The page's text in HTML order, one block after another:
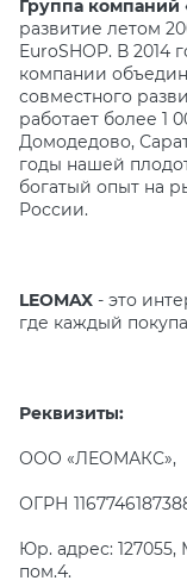
Группа компаний
развитие летом
EuroSHOP. В 2014
компании
совместного
работает более 1
Домодедово,
годы нашей
богатый опыт на
России.
LEOMAX - это
где каждый
Реквизиты:
ООО «ЛЕОМАКС»,
ОГРН
Юр. адрес: 127055,
пом.4.